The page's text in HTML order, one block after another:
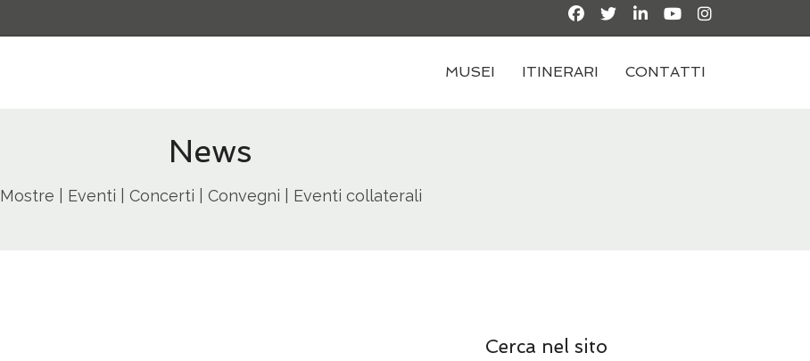
MUSEI ITINERARI CONTATTI
News
Mostre | Eventi | Concerti | Convegni | Eventi collaterali
Cerca nel sito